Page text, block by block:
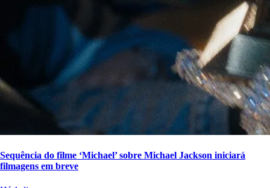
Sequência do filme ‘Michael’ sobre Michael Jackson iniciará
filmagens em breve